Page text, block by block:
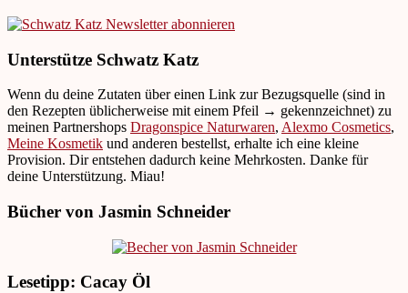
Unterstütze Schwatz Katz
Wenn du deine Zutaten über einen Link zur Bezugsquelle (sind in
den Rezepten üblicherweise mit einem Pfeil → gekennzeichnet) zu
meinen Partnershops Dragonspice Naturwaren, Alexmo Cosmetics,
Meine Kosmetik und anderen bestellst, erhalte ich eine kleine
Provision. Dir entstehen dadurch keine Mehrkosten. Danke für
deine Unterstützung. Miau!
Bücher von Jasmin Schneider
Lesetipp: Cacay Öl